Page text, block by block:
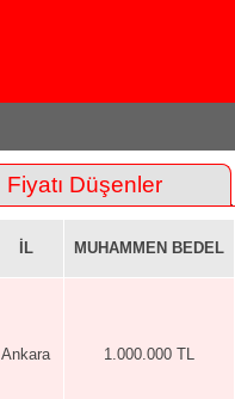
Fiyatı Düşenler
İL MUHAMMEN BEDEL
Ankara 1.000.000 TL